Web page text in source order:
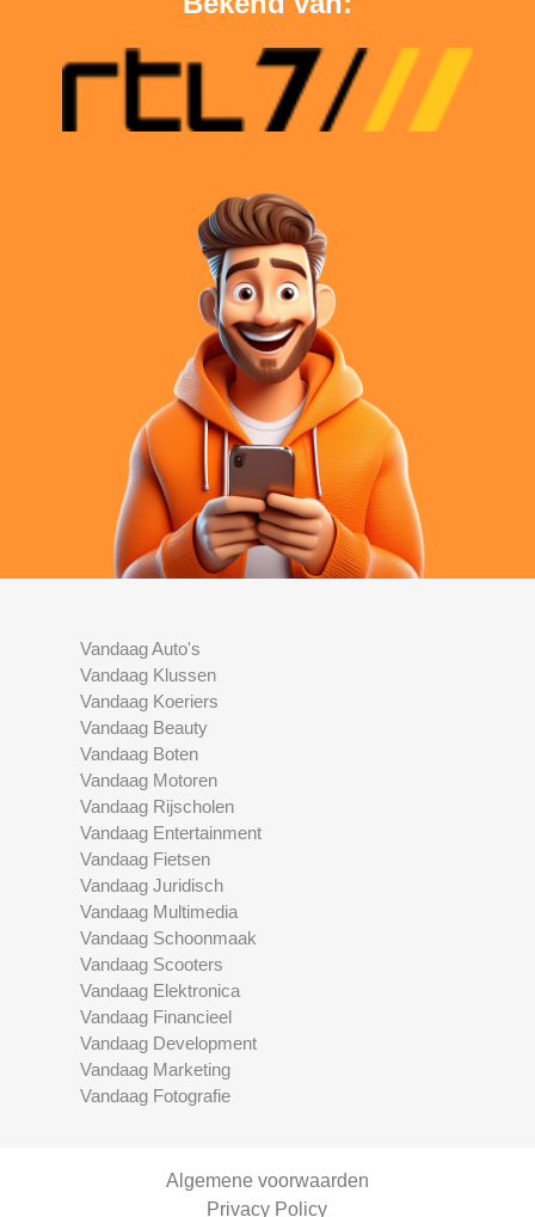
Vandaag Auto's
Vandaag Klussen
Vandaag Koeriers
Vandaag Beauty
Vandaag Boten
Vandaag Motoren
Vandaag Rijscholen
Vandaag Entertainment
Vandaag Fietsen
Vandaag Juridisch
Vandaag Multimedia
Vandaag Schoonmaak
Vandaag Scooters
Vandaag Elektronica
Vandaag Financieel
Vandaag Development
Vandaag Marketing
Vandaag Fotografie
Algemene voorwaarden
Privacy Policy